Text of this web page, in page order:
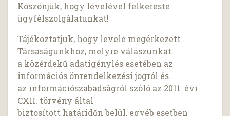
Köszönjük, hogy levelével felkereste
ügyfélszolgálatunkat!
Tájékoztatjuk, hogy levele megérkezett
Társaságunkhoz, melyre válaszunkat
a közérdekű adatigénylés esetében az
információs önrendelkezési jogról és
az információszabadságról szóló az 2011. évi
CXII. törvény által
biztosított határidőn belül, egyéb esetben